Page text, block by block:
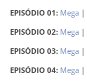
EPISÓDIO 01: Mega |
EPISÓDIO 02: Mega |
EPISÓDIO 03: Mega |
EPISÓDIO 04: Mega |